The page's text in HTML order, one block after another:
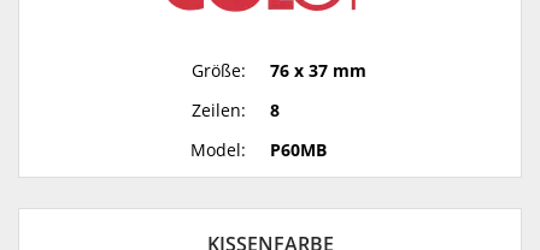
Größe:
76 x 37 mm
Zeilen:
8
Model:
P60MB
KISSENFARBE